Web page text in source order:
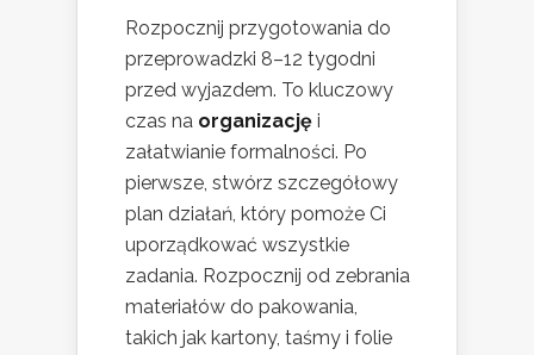
Rozpocznij przygotowania do
przeprowadzki 8–12 tygodni
przed wyjazdem. To kluczowy
czas na organizację i
załatwianie formalności. Po
pierwsze, stwórz szczegółowy
plan działań, który pomoże Ci
uporządkować wszystkie
zadania. Rozpocznij od zebrania
materiałów do pakowania,
takich jak kartony, taśmy i folie